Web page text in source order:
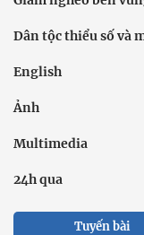
Dân tộc thiểu số và
English
Ảnh
Multimedia
24h qua
Tuyến bài